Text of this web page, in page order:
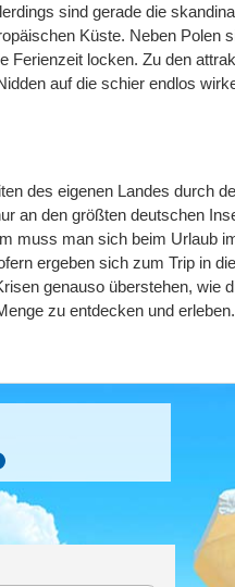
sind gerade die
Küste. Neben Polen
Ferienzeit locken. Zu den
auf die schier endlos
des eigenen Landes durch
an den größten deutschen
muss man sich beim Urlaub
ergeben sich zum Trip in
genauso überstehen, wie
zu entdecken und erleben.